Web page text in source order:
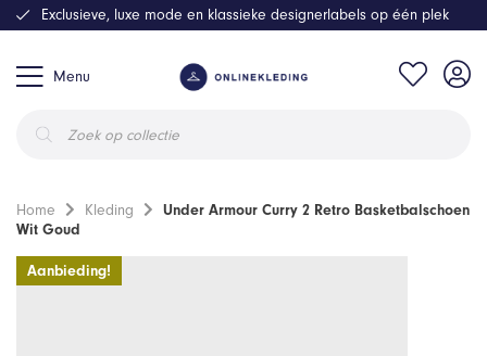
Menu
zoeken
Exclusieve, luxe mode en klassieke designerlabels op één plek
Home Kleding
Under Armour Curry 2 Retro Basketbalschoen
Wit Goud
Aanbieding!